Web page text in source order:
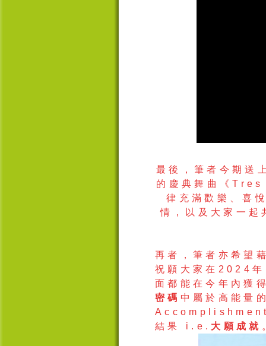
最後 ， 筆者今期送
的慶典舞曲《
律充滿歡樂、喜
情，以及大家一起
再者， 筆者亦希望
祝願大家在 2024
面都能在今年內獲
密碼 中屬於高能量
結果
i.e. 大願成就